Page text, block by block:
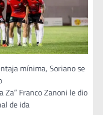
mínima, Soriano se
Za” Franco Zanoni le dio
de ida